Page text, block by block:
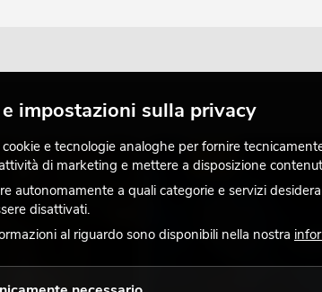
LUCE
impostazioni sulla privacy
e tecnologie analoghe per fornire
di marketing e mettere a disposizione
autonomamente a quali categorie e servizi
disattivati.
al riguardo sono disponibili nella nostra